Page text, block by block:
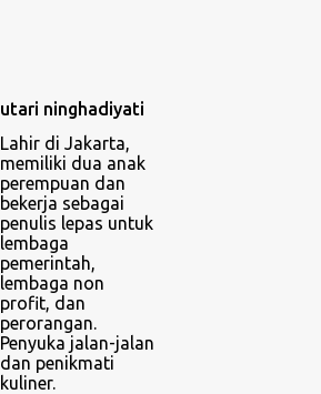
utari ninghadiyati
Lahir di Jakarta,
memiliki dua anak
perempuan dan
bekerja sebagai
penulis lepas untuk
lembaga
pemerintah,
lembaga non
profit, dan
perorangan.
Penyuka jalan-jalan
dan penikmati
kuliner.